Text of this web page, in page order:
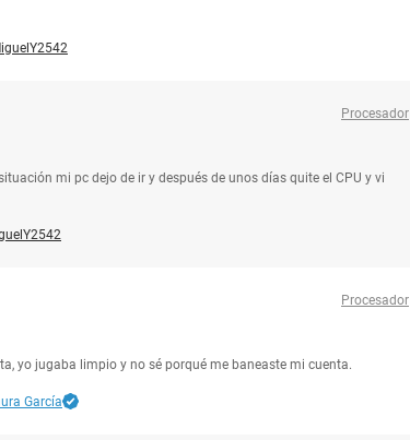
Procesador
mi pc dejo de ir y después de unos días quite el CPU y vi
Procesador
yo jugaba limpio y no sé porqué me baneaste mi cuenta.
García